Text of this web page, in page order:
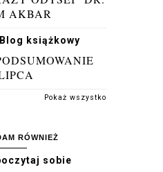
AKBAR
książkowy
Pokaż wszystko
RÓWNIEŻ
sobie